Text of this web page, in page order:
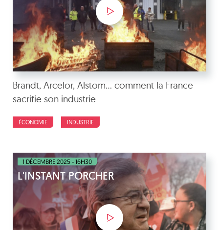
Brandt, Arcelor, Alstom… comment la France
sacrifie son industrie
ÉCONOMIE INDUSTRIE
1 DÉCEMBRE 2025 - 16H30
L'INSTANT PORCHER